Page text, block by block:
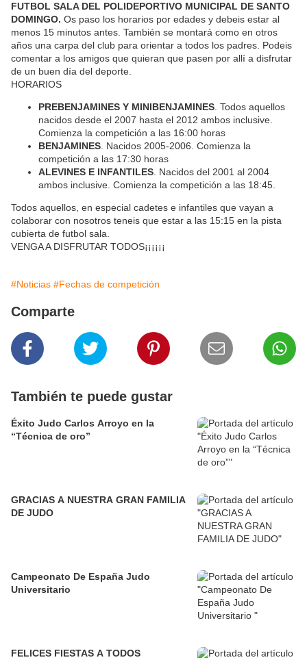
FUTBOL SALA DEL POLIDEPORTIVO MUNICIPAL DE SANTO
DOMINGO. Os paso los horarios por edades y debeis estar al
menos 15 minutos antes. También se montará como en otros
años una carpa del club para orientar a todos los padres. Podeis
comentar a los amigos que quieran que pasen por allí a disfrutar
de un buen día del deporte.
HORARIOS
PREBENJAMINES Y MINIBENJAMINES . Todos aquellos
nacidos desde el 2007 hasta el 2012 ambos inclusive.
Comienza la competición a las 16:00 horas
BENJAMINES . Nacidos 2005-2006. Comienza la
competición a las 17:30 horas
ALEVINES E INFANTILES . Nacidos del 2001 al 2004
ambos inclusive. Comienza la competición a las 18:45.
Todos aquellos, en especial cadetes e infantiles que vayan a
colaborar con nosotros teneis que estar a las 15:15 en la pista
cubierta de futbol sala.
VENGA A DISFRUTAR TODOS¡¡¡¡¡¡
#Noticias #Fechas de competición
Comparte
También te puede gustar
Éxito Judo Carlos Arroyo en la
“Técnica de oro”
GRACIAS A NUESTRA GRAN FAMILIA
DE JUDO
Campeonato De España Judo
Universitario
FELICES FIESTAS A TODOS